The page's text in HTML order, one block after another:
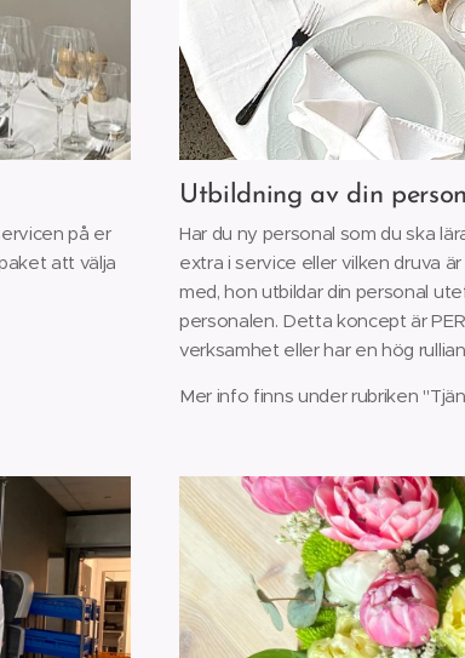
på er
att välja
Utbildning av din
Har du ny personal som du ska
extra i service eller vilken druva
med, hon utbildar din personal
personalen. Detta koncept är
verksamhet eller har en hög
Mer info finns under rubriken